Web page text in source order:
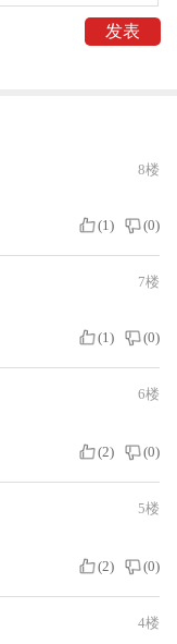
8楼
(1 ) (0)
7楼
(1 ) (0)
6楼
(2) (0)
5楼
(2) (0)
4楼